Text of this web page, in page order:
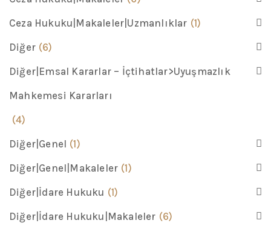
Ceza Hukuku|Makaleler|Uzmanlıklar (1)
Diğer (6)
Diğer|Emsal Kararlar – İçtihatlar>Uyuşmazlık
Mahkemesi Kararları
(4)
Diğer|Genel (1)
Diğer|Genel|Makaleler (1)
Diğer|İdare Hukuku (1)
Diğer|İdare Hukuku|Makaleler (6)